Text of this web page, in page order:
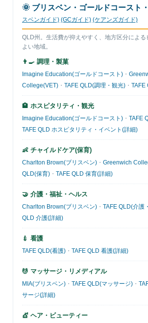
🌞 ブリスベン・ゴールドコースト
スベンガイド) (GCガイド) (ケアンズガイド)
QLD州。生活費が抑えやすく、地方区分による
よい地域。
👨‍🍳 調理・製菓
Imagine Education(ゴールドコースト) ・
College(VET) ・ TAFE QLD(調理・観光) ・ TAFE
🏨 ホスピタリティ・観光
Imagine Education(ゴールドコースト) ・ TAFE
TAFE QLD ホスピタリティ・イベント(詳細)
👶 チャイルドケア(保育)
Charlton Brown(ブリスベン) ・ Greenwich
QLD(保育) ・ TAFE QLD 保育(詳細)
🤝 介護・福祉・ヘルス
Charlton Brown(ブリスベン) ・ TAFE QLD(介護
QLD 介護(詳細)
💉 看護
TAFE QLD(看護) ・ TAFE QLD 看護(詳細)
💆 マッサージ・リメディアル
MIA(ブリスベン) ・ TAFE QLD(マッサージ) ・
サージ(詳細)
💇 ヘア・ビューティー